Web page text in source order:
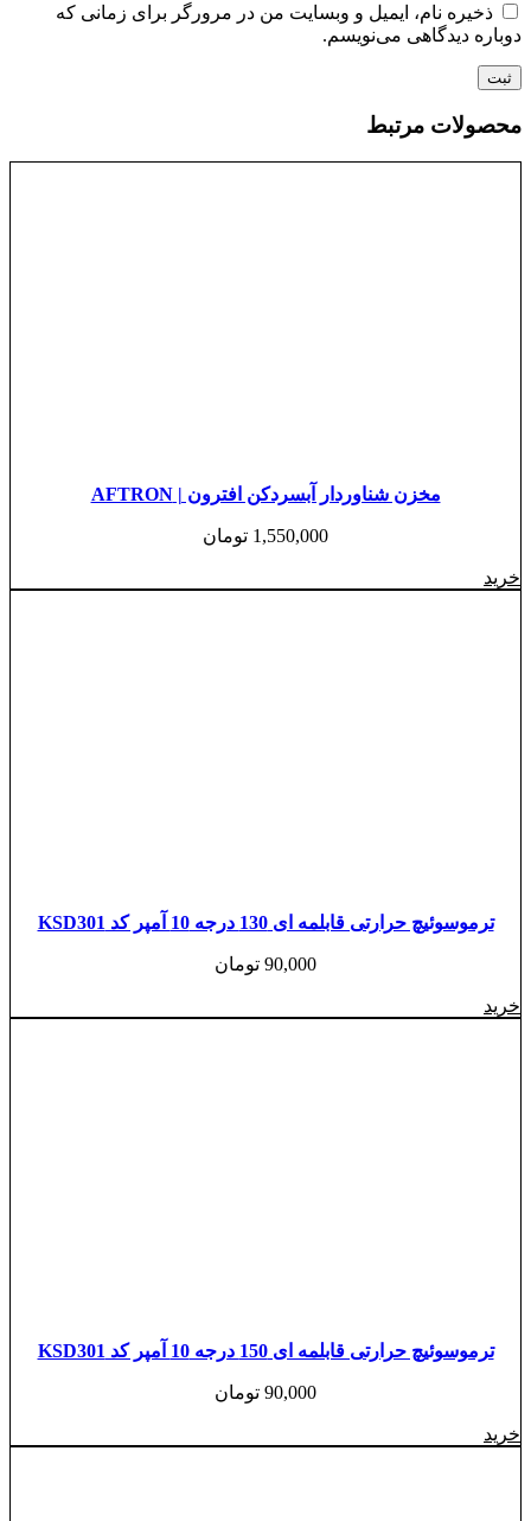
ذخیره نام، ایمیل و وبسایت من در مرورگر برای زمانی که
دوباره دیدگاهی می‌نویسم.
محصولات مرتبط
مخزن شناوردار آبسردکن افترون | AFTRON
1,550,000 تومان
خرید
ترموسوئیچ حرارتی قابلمه ای 130 درجه 10 آمپر کد KSD301
90,000 تومان
خرید
ترموسوئیچ حرارتی قابلمه ای 150 درجه 10 آمپر کد KSD301
90,000 تومان
خرید